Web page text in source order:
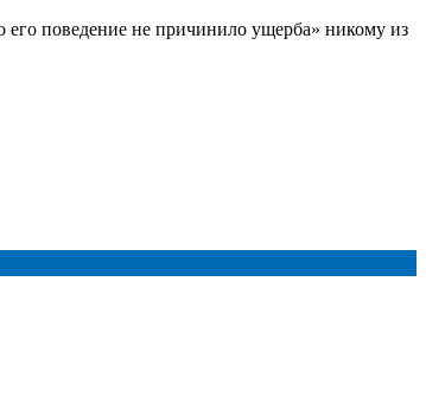
его поведение не причинило ущерба» никому из